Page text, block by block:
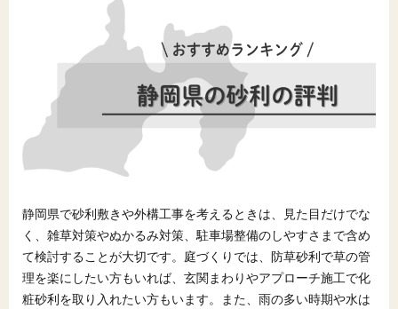
静岡県で砂利敷きや外構工事を考えるときは、見た目だけでな
く、雑草対策やぬかるみ対策、駐車場整備のしやすさまで含め
て検討することが大切です。庭づくりでは、防草砂利で草の管
理を楽にしたい方もいれば、玄関まわりやアプローチ施工で化
粧砂利を取り入れたい方もいます。また、雨の多い時期や水は